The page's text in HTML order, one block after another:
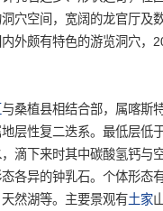
穴空间，宽阔的龙官厅及
外颇有特色的游览洞穴，
与桑植县相结合部，属喀斯
层性复二迭系。最低层低
滴下来时其中碳酸氢钙与
各异的钟乳石。个体形态
然湖等。主要景观有土家